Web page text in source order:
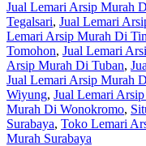
Jual Lemari Arsip Murah
Tegalsari, Jual Lemari
Lemari Arsip Murah Di
Tomohon, Jual Lemari
Arsip Murah Di Tuban,
Jual Lemari Arsip Murah
Wiyung, Jual Lemari
Murah Di Wonokromo,
Surabaya, Toko Lemari
Murah Surabaya